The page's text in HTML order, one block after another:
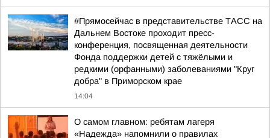
#Прямосейчас в представительстве ТАСС на
Дальнем Востоке проходит пресс-
конференция, посвященная деятельности
Фонда поддержки детей с тяжёлыми и
редкими (орфанными) заболеваниями "Круг
добра" в Приморском крае
14:04
О самом главном: ребятам лагеря
«Надежда» напомнили о правилах